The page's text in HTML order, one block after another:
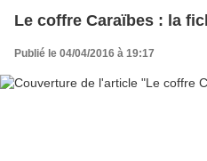
Le coffre Caraïbes : la
Publié le 04/04/2016 à 19:17